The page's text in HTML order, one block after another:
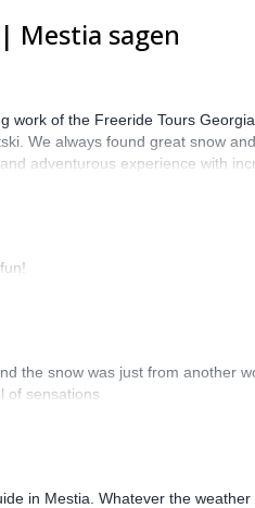
Mestia sagen
work of the Freeride Tours
We always found great snow
adventurous experience with
the snow was just from
of sensations
in Mestia. Whatever the